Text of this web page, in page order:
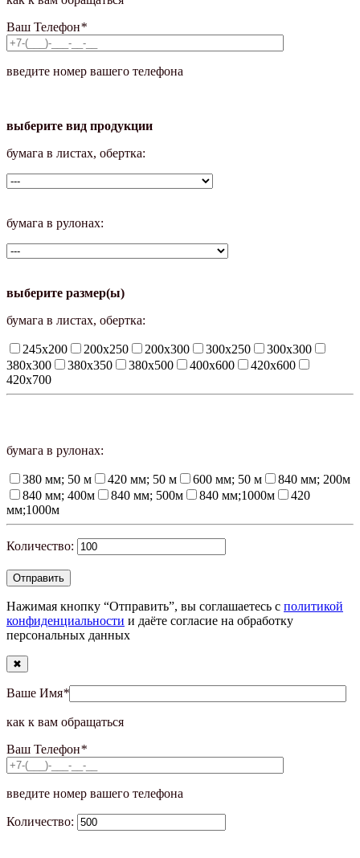
Ваш Телефон*
введите номер вашего телефона
выберите вид продукции
бумага в листах, обертка:
бумага в рулонах:
выберите размер(ы)
бумага в листах, обертка:
245х200 200х250 200х300 300х250
300х300
380х300
380х350 380х500 400х600
420х600
420х700
бумага в рулонах:
380 мм; 50 м 420 мм; 50 м 600 мм; 50 м
840 мм; 200м
840 мм; 400м
840 мм; 500м 840 мм;1000м
420
мм;1000м
Количество:
Нажимая кнопку “Отправить”, вы соглашаетесь с политикой
конфиденциальности и даёте согласие на обработку
персональных данных
✖
Ваше Имя*
как к вам обращаться
Ваш Телефон*
введите номер вашего телефона
Количество: